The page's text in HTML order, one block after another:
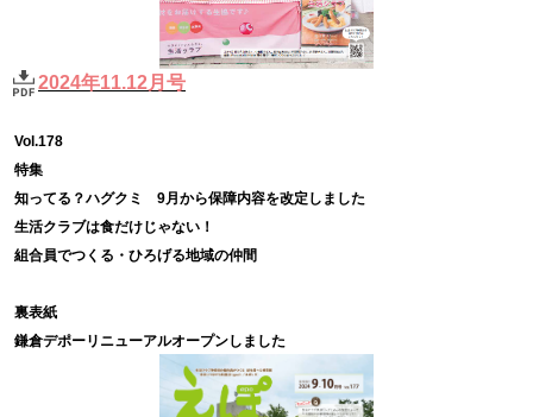
2024年11.12月号
Vol.178
特集
知ってる？ハグクミ 9月から保障内容を改定しました
生活クラブは食だけじゃない！
組合員でつくる・ひろげる地域の仲間
裏表紙
鎌倉デポーリニューアルオープンしました